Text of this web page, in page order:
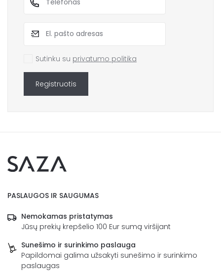
Sutinku su privatumo politika
Registruotis
PASLAUGOS IR SAUGUMAS
Nemokamas pristatymas
Jūsų prekių krepšelio 100 Eur sumą viršijant
Sunešimo ir surinkimo paslauga
Papildomai galima užsakyti sunešimo ir surinkimo
paslaugas